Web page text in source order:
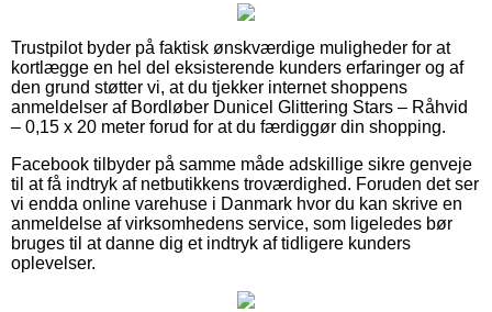
Trustpilot byder på faktisk ønskværdige muligheder for at
kortlægge en hel del eksisterende kunders erfaringer og af
den grund støtter vi, at du tjekker internet shoppens
anmeldelser af Bordløber Dunicel Glittering Stars – Råhvid
– 0,15 x 20 meter forud for at du færdiggør din shopping.
Facebook tilbyder på samme måde adskillige sikre genveje
til at få indtryk af netbutikkens troværdighed. Foruden det ser
vi endda online varehuse i Danmark hvor du kan skrive en
anmeldelse af virksomhedens service, som ligeledes bør
bruges til at danne dig et indtryk af tidligere kunders
oplevelser.